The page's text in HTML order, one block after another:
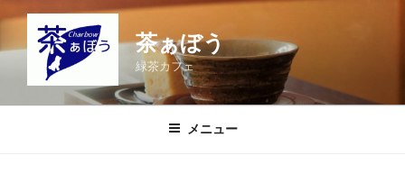
テ
茶ぁぼう
緑茶カフェ
メニュー